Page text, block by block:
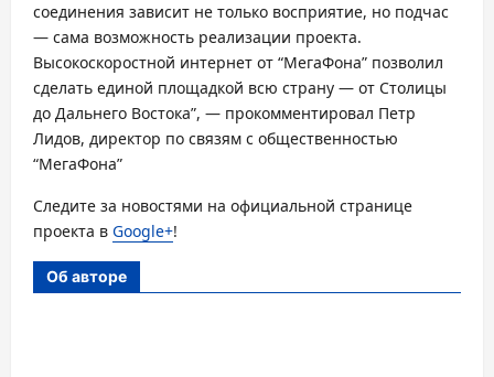
соединения зависит не только восприятие, но подчас
— сама возможность реализации проекта.
Высокоскоростной интернет от “МегаФона” позволил
сделать единой площадкой всю страну — от Столицы
до Дальнего Востока”, — прокомментировал Петр
Лидов, директор по связям с общественностью
“МегаФона”
Следите за новостями на официальной странице
проекта в Google+!
Об авторе